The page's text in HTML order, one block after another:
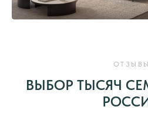
ОТЗЫВЫ
ВЫБОР ТЫСЯЧ